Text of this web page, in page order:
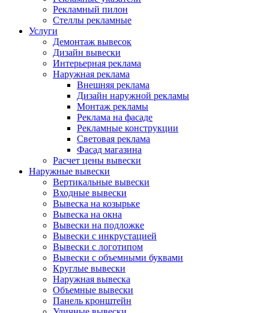
Рекламный пилон
Стеллы рекламные
Услуги
Демонтаж вывесок
Дизайн вывески
Интерьерная реклама
Наружная реклама
Внешняя реклама
Дизайн наружной рекламы
Монтаж рекламы
Реклама на фасаде
Рекламные конструкции
Световая реклама
Фасад магазина
Расчет цены вывески
Наружные вывески
Вертикальные вывески
Входные вывески
Вывеска на козырьке
Вывеска на окна
Вывески на подложке
Вывески с инкрустацией
Вывески с логотипом
Вывески с объемными буквами
Круглые вывески
Наружная вывеска
Объемные вывески
Панель кронштейн